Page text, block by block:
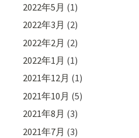
2022年5月 (1)
2022年3月 (2)
2022年2月 (2)
2022年1月 (1)
2021年12月 (1)
2021年10月 (5)
2021年8月 (3)
2021年7月 (3)